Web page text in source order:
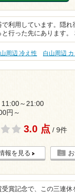
利用しています。隠
行った先にあります
周辺 冷え性 白山周辺
～21:00
円～
3.0 点 / 9件
報を見る
賞記念で、この三連休